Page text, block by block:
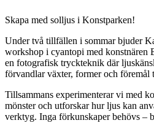
Skapa med solljus i Konstparken!
Under två tillfällen i sommar bjuder
workshop i cyantopi med konstnären
en fotografisk tryckteknik där
förvandlar växter, former och föremål
Tillsammans experimenterar vi med
mönster och utforskar hur ljus kan
verktyg. Inga förkunskaper behövs –